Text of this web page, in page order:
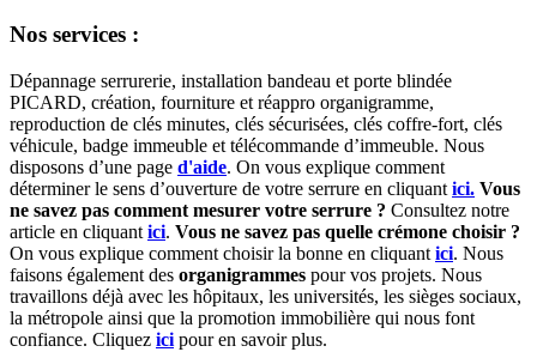
Nos services :
Dépannage serrurerie, installation bandeau et porte blindée
PICARD, création, fourniture et réappro organigramme,
reproduction de clés minutes, clés sécurisées, clés coffre-fort, clés
véhicule, badge immeuble et télécommande d’immeuble. Nous
disposons d’une page d'aide. On vous explique comment
déterminer le sens d’ouverture de votre serrure en cliquant ici. Vous
ne savez pas comment mesurer votre serrure ? Consultez notre
article en cliquant ici. Vous ne savez pas quelle crémone choisir ?
On vous explique comment choisir la bonne en cliquant ici. Nous
faisons également des organigrammes pour vos projets. Nous
travaillons déjà avec les hôpitaux, les universités, les sièges sociaux,
la métropole ainsi que la promotion immobilière qui nous font
confiance. Cliquez ici pour en savoir plus.